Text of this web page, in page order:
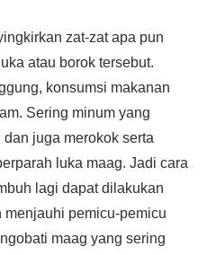
zat-zat apa pun
atau borok tersebut.
konsumsi makanan
Sering minum yang
juga merokok serta
luka maag. Jadi cara
lagi dapat dilakukan
pemicu-pemicu
maag yang sering